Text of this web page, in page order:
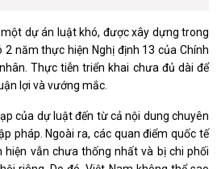
dự án luật khó, được xây dựng trong
2 năm thực hiện Nghị định 13 của Chính
Thực tiễn triển khai chưa đủ dài để
lợi và vướng mắc.
của dự luật đến từ cả nội dung chuyên
pháp. Ngoài ra, các quan điểm quốc tế
hiện vẫn chưa thống nhất và bị chi phối